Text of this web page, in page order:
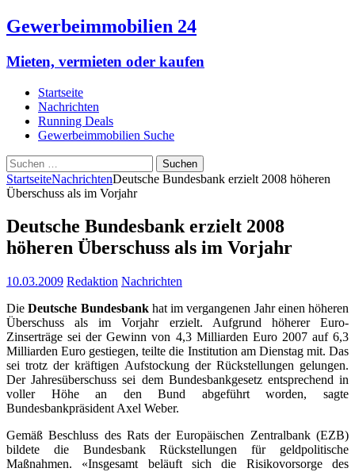
Gewerbeimmobilien 24
Mieten, vermieten oder kaufen
Startseite
Nachrichten
Running Deals
Gewerbeimmobilien Suche
Suchen
nach:
StartseiteNachrichtenDeutsche Bundesbank erzielt 2008 höheren
Überschuss als im Vorjahr
Deutsche Bundesbank erzielt 2008
höheren Überschuss als im Vorjahr
10.03.2009 Redaktion Nachrichten
DieDeutsche Bundesbank hat im vergangenen Jahr einen höheren
Überschuss als im Vorjahr erzielt. Aufgrund höherer Euro-
Zinserträge sei der Gewinn von 4,3 Milliarden Euro 2007 auf 6,3
Milliarden Euro gestiegen, teilte die Institution am Dienstag mit. Das
sei trotz der kräftigen Aufstockung der Rückstellungen gelungen.
Der Jahresüberschuss sei dem Bundesbankgesetz entsprechend in
voller Höhe an den Bund abgeführt worden, sagte
Bundesbankpräsident Axel Weber.
Gemäß Beschluss des Rats der Europäischen Zentralbank (EZB)
bildete die Bundesbank Rückstellungen für geldpolitische
Maßnahmen. «Insgesamt beläuft sich die Risikovorsorge des